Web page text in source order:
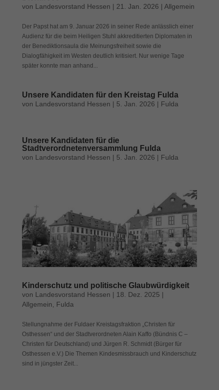
von Landesvorstand Hessen | 21. Jan. 2026 | Allgemein
Der Papst hat am 9. Januar 2026 in seiner Rede anlässlich einer
Audienz für die beim Heiligen Stuhl akkreditierten Diplomaten in
der Benediktionsaula die Meinungsfreiheit sowie die
Dialogfähigkeit im Westen deutlich kritisiert. Nur wenige Tage
später konnte man anhand...
Unsere Kandidaten für den Kreistag Fulda
von Landesvorstand Hessen | 5. Jan. 2026 | Fulda
Unsere Kandidaten für die
Stadtverordnetenversammlung Fulda
von Landesvorstand Hessen | 5. Jan. 2026 | Fulda
Kinderschutz und politische Glaubwürdigkeit
von Landesvorstand Hessen | 18. Dez. 2025 |
Allgemein
Fulda
Stellungnahme der Fuldaer Kreistagsfraktion „Christen für
Osthessen“ und der Stadtverordneten Alain Kaffo (Bündnis C –
Christen für Deutschland) und Jürgen R. Schmidt (Bürger für
Osthessen e.V.) Die Themen Kindesmissbrauch und Kinderschutz
sind in jüngster Zeit...
Cookies auswählen.
Alle akzeptieren Speichern
Zurück
Datenschutzeinstellungen
Essenziell (1)
die einwandfreie Funktion der Website erforderlich.
Cookie-Informationen anzeigen
Inhalte von Videoplattformen und Social-Media-Plattformen werden
standardmäßig blockiert. Wenn Cookies von externen Medien akzeptiert
werden, bedarf der Zugriff auf diese Inhalte keiner manuellen Einwilligung
Datenschutzerklärung Impressum